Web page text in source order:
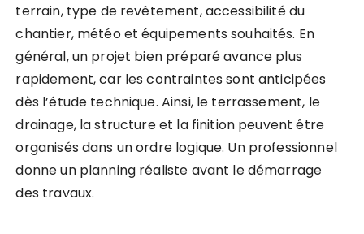
terrain, type de revêtement, accessibilité du
chantier, météo et équipements souhaités. En
général, un projet bien préparé avance plus
rapidement, car les contraintes sont anticipées
dès l’étude technique. Ainsi, le terrassement, le
drainage, la structure et la finition peuvent être
organisés dans un ordre logique. Un professionnel
donne un planning réaliste avant le démarrage
des travaux.